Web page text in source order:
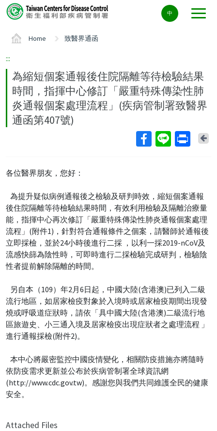
Center
block
中
Home 致醫界通函
:::
為縮短個案通報後住院隔離等待檢驗結果
時間，指揮中心修訂「嚴重特殊傳染性肺
炎通報個案處理流程」(疾病管制署致醫界
通函第407號)
各位醫界朋友，您好：
為提升疑似病例通報後之檢驗及研判時效，縮短個案通報
後住院隔離等待檢驗結果時間，有效利用檢驗及隔離治療量
能，指揮中心再次修訂「嚴重特殊傳染性肺炎通報個案處理
流程」(附件1)，針對符合通報條件之個案，請醫師於通報後
立即採檢，並於24小時後進行二採 ，以利一採2019-nCoV及
流感快篩為陰性時，可即時進行二採檢驗完成研判，檢驗陰
性者提前解除隔離的時間。
另自本（109）年2月6日起，中國大陸(含港澳)已列入二級
流行地區，如居家檢疫對象於入境時或居家檢疫期間出現發
燒或呼吸道症狀時，請依「具中國大陸(含港澳)二級流行地
區旅遊史、小三通入境及居家檢疫出現症狀者之處理流程 」
進行通報採檢(附件2)。
本中心將嚴密監控中國疫情變化，相關防疫措施亦將隨時
依防疫需求更新並公布於疾病管制署全球資訊網
(http://www.cdc.gov.tw)。感謝您與我們共同維護全民的健康
安全。
Attached Files